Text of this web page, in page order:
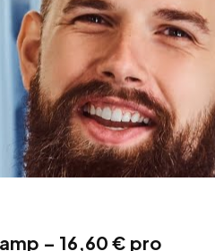
– 16,60 € pro